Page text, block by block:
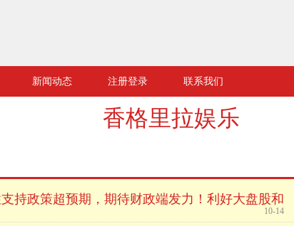
新闻动态 注册登录 联系我们
香格里拉娱乐
持政策超预期，期待财政端发力！利好大盘股和
10-14